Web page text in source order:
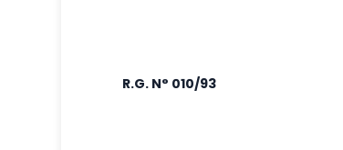
R.G. N° 010/93